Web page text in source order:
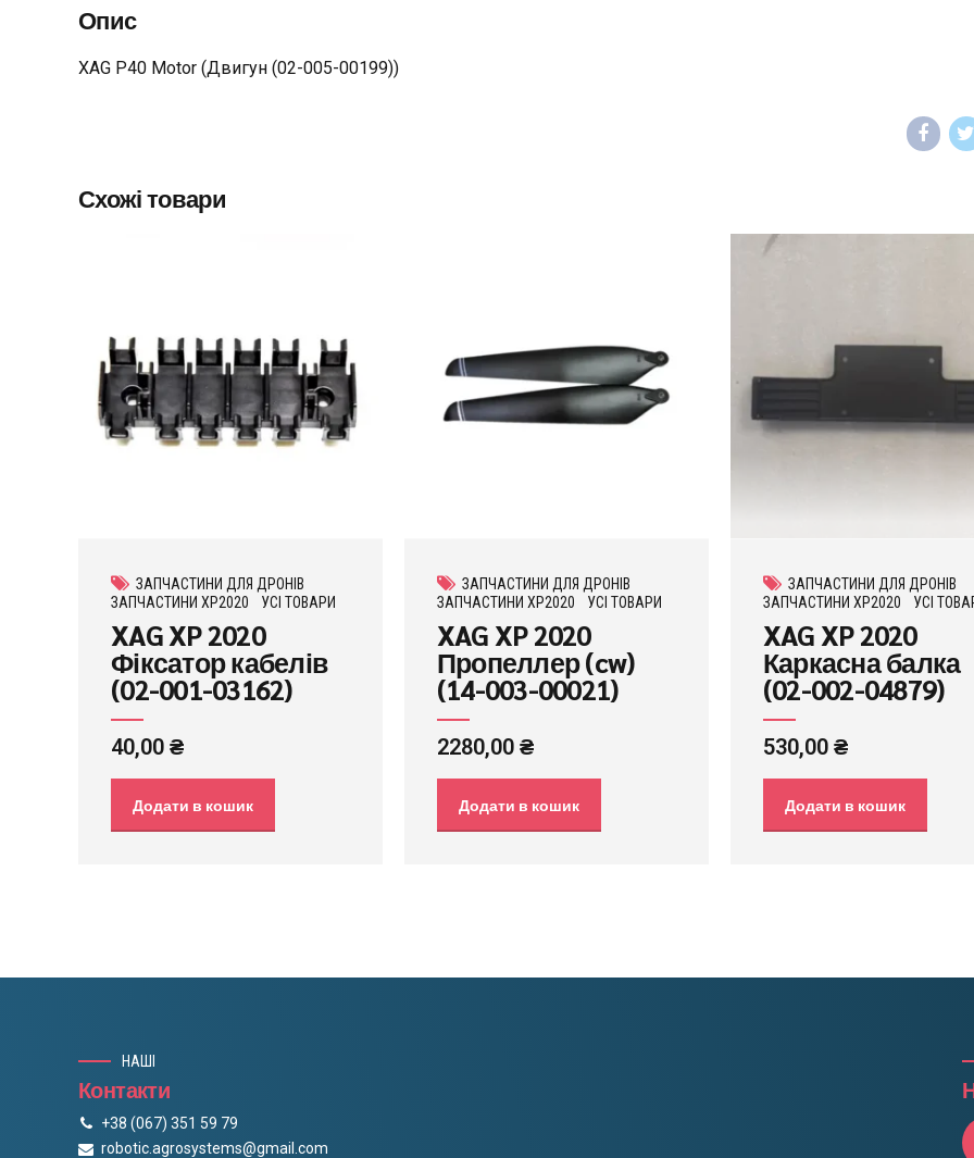
Опис
XAG P40 Motor (Двигун (02-005-00199))
Схожі товари
ЗАПЧАСТИНИ ДЛЯ ДРОНІВ
ЗАПЧАСТИНИ XP2020
УСІ ТОВАРИ
XAG XP 2020
Фіксатор кабелів
(02-001-03162)
40,00 ₴
Додати в кошик
ЗАПЧАСТИНИ ДЛЯ ДРОНІВ
ЗАПЧАСТИНИ XP2020
УСІ ТОВАРИ
XAG XP 2020
Пропеллер (cw)
(14-003-00021)
2280,00 ₴
Додати в кошик
ЗАПЧАСТИНИ ДЛЯ ДРОНІВ
ЗАПЧАСТИНИ XP2020
УСІ
XAG XP 2020
Каркасна балка
(02-002-04879)
530,00 ₴
Додати в кошик
НАШІ
Контакти
+38 (067) 351 59 79
robotic.agrosystems@gmail.com